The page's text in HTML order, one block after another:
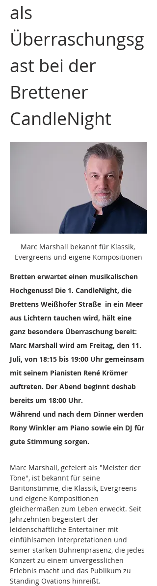
als
Überraschungsg
ast bei der
Brettener
CandleNight
Marc Marshall bekannt für Klassik,
Evergreens und eigene Kompositionen
Bretten erwartet einen musikalischen
Hochgenuss! Die 1. CandleNight, die
Brettens Weißhofer Straße  in ein Meer
aus Lichtern tauchen wird, hält eine
ganz besondere Überraschung bereit:
Marc Marshall wird am Freitag, den 11.
Juli, von 18:15 bis 19:00 Uhr gemeinsam
mit seinem Pianisten René Krömer
auftreten. Der Abend beginnt deshab
bereits um 18:00 Uhr.
Während und nach dem Dinner werden
Rony Winkler am Piano sowie ein DJ für
gute Stimmung sorgen.
Marc Marshall, gefeiert als "Meister der
Töne", ist bekannt für seine
Baritonstimme, die Klassik, Evergreens
und eigene Kompositionen
gleichermaßen zum Leben erweckt. Seit
Jahrzehnten begeistert der
leidenschaftliche Entertainer mit
einfühlsamen Interpretationen und
seiner starken Bühnenpräsenz, die jedes
Konzert zu einem unvergesslichen
Erlebnis macht und das Publikum zu
Standing Ovations hinreißt.